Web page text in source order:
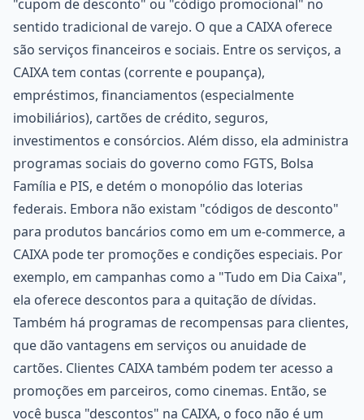
"cupom de desconto" ou "código promocional" no
sentido tradicional de varejo. O que a CAIXA oferece
são serviços financeiros e sociais. Entre os serviços, a
CAIXA tem contas (corrente e poupança),
empréstimos, financiamentos (especialmente
imobiliários), cartões de crédito, seguros,
investimentos e consórcios. Além disso, ela administra
programas sociais do governo como FGTS, Bolsa
Família e PIS, e detém o monopólio das loterias
federais. Embora não existam "códigos de desconto"
para produtos bancários como em um e-commerce, a
CAIXA pode ter promoções e condições especiais. Por
exemplo, em campanhas como a "Tudo em Dia Caixa",
ela oferece descontos para a quitação de dívidas.
Também há programas de recompensas para clientes,
que dão vantagens em serviços ou anuidade de
cartões. Clientes CAIXA também podem ter acesso a
promoções em parceiros, como cinemas. Então, se
você busca "descontos" na CAIXA, o foco não é um